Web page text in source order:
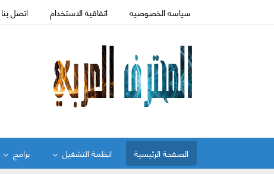
سياسه الخصوصيه اتفاقية الاستخدام اتصل بنا
الصفحة الرئيسية انظمة التشغيل برامج